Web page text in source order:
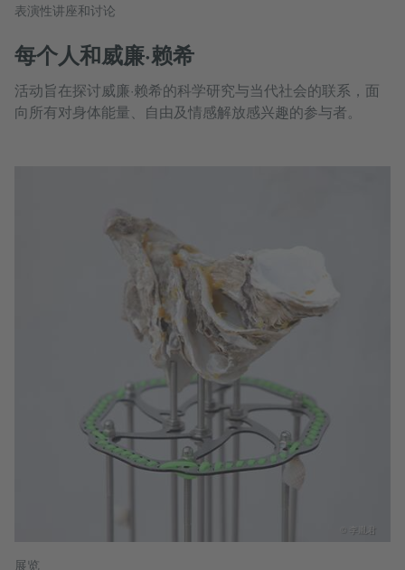
表演性讲座和讨论
每个人和威廉·赖希
活动旨在探讨威廉·赖希的科学研究与当代社会的联系，面
向所有对身体能量、自由及情感解放感兴趣的参与者。
展览
© 李胤君